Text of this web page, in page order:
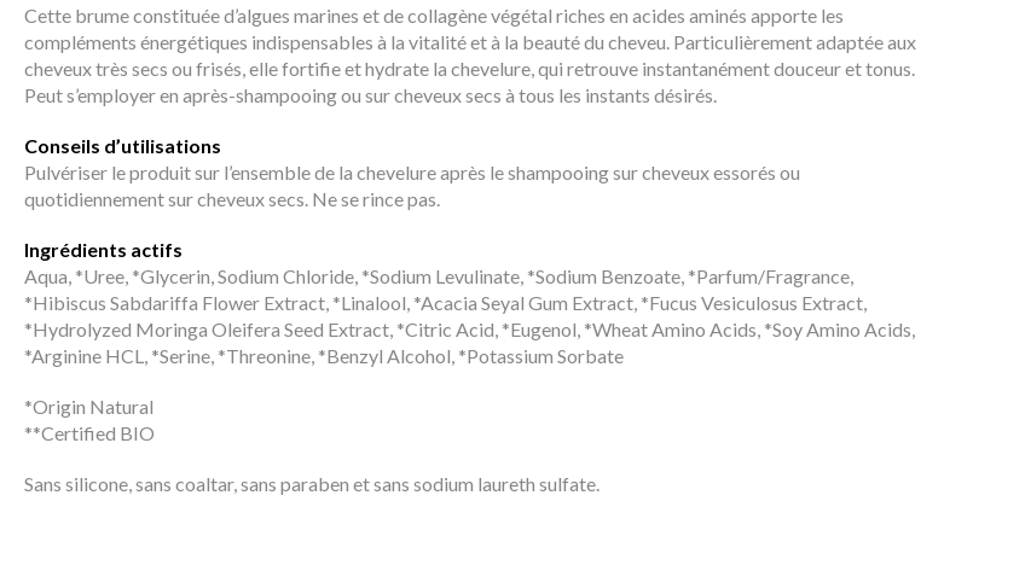
Cette brume constituée d’algues marines et de collagène végétal riches en acides aminés apporte les
compléments énergétiques indispensables à la vitalité et à la beauté du cheveu. Particulièrement adaptée aux
cheveux très secs ou frisés, elle fortifie et hydrate la chevelure, qui retrouve instantanément douceur et tonus.
Peut s’employer en après-shampooing ou sur cheveux secs à tous les instants désirés.
Conseils d’utilisations
Pulvériser le produit sur l’ensemble de la chevelure après le shampooing sur cheveux essorés ou
quotidiennement sur cheveux secs. Ne se rince pas.
Ingrédients actifs
Aqua, *Uree, *Glycerin, Sodium Chloride, *Sodium Levulinate, *Sodium Benzoate, *Parfum/Fragrance,
*Hibiscus Sabdariffa Flower Extract, *Linalool, *Acacia Seyal Gum Extract, *Fucus Vesiculosus Extract,
*Hydrolyzed Moringa Oleifera Seed Extract, *Citric Acid, *Eugenol, *Wheat Amino Acids, *Soy Amino Acids,
*Arginine HCL, *Serine, *Threonine, *Benzyl Alcohol, *Potassium Sorbate
*Origin Natural
**Certified BIO
Sans silicone, sans coaltar, sans paraben et sans sodium laureth sulfate.